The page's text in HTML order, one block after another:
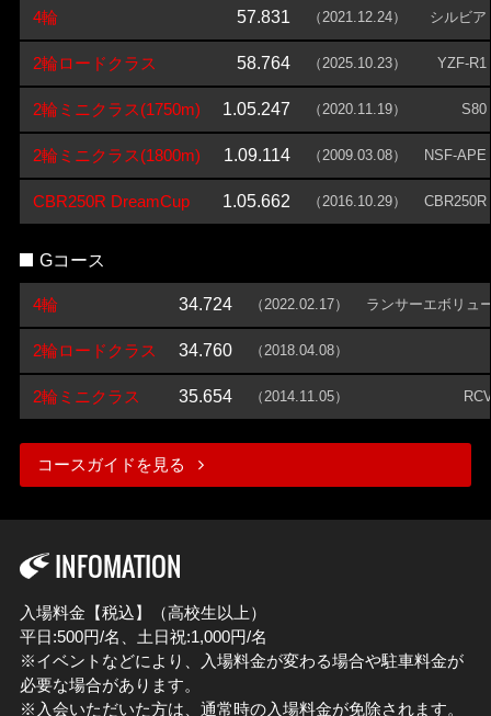
4輪 57.831 （2021.12.24） シルビア
2輪ロードクラス 58.764 （2025.10.23） YZF-R1
2輪ミニクラス(1750m) 1.05.247 （2020.11.19） S80
2輪ミニクラス(1800m) 1.09.114 （2009.03.08） NSF-APE
CBR250R DreamCup 1.05.662 （2016.10.29） CBR250R
Gコース
4輪 34.724 （2022.02.17） ランサーエボリュ
2輪ロードクラス 34.760 （2018.04.08）
2輪ミニクラス 35.654 （2014.11.05）
コースガイドを見る
INFOMATION
入場料金【税込】（高校生以上）
平日:500円/名、土日祝:1,000円/名
※イベントなどにより、入場料金が変わる場合や駐車料金が
必要な場合があります。
※入会いただいた方は、通常時の入場料金が免除されます。